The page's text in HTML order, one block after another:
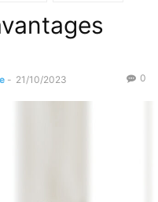
bien-être
- 21/10/2023 0